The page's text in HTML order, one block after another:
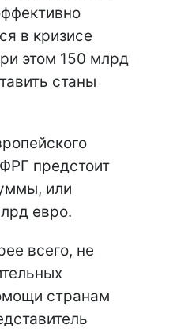
в кризисе
этом 150 млрд
станы
предстоит
или
евро.
всего, не
странам